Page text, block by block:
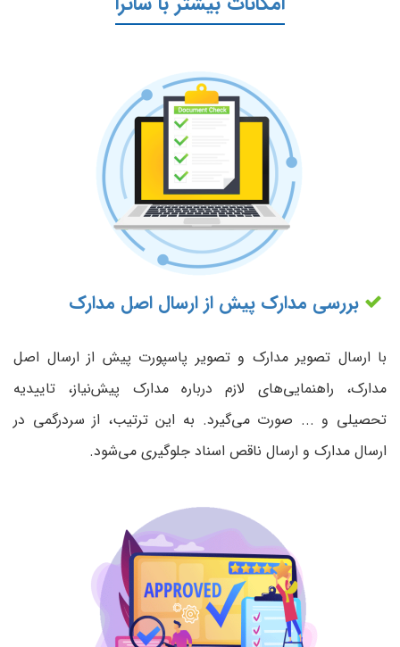
بررسی مدارک پیش از ارسال اصل مدارک
با ارسال تصویر مدارک و تصویر پاسپورت پیش از ارسال اصل
مدارک، راهنمایی‌های لازم درباره مدارک پیش‌نیاز، تاییدیه
تحصیلی و ... صورت می‌گیرد. به این ترتیب، از سردرگمی در
ارسال مدارک و ارسال ناقص اسناد جلوگیری می‌شود.